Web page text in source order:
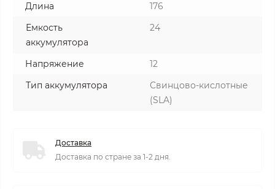
Длина
176
Емкость
аккумулятора
24
Напряжение
12
Тип аккумулятора
Свинцово-кислотные
(SLA)
Доставка
Доставка по стране за 1-2 дня.